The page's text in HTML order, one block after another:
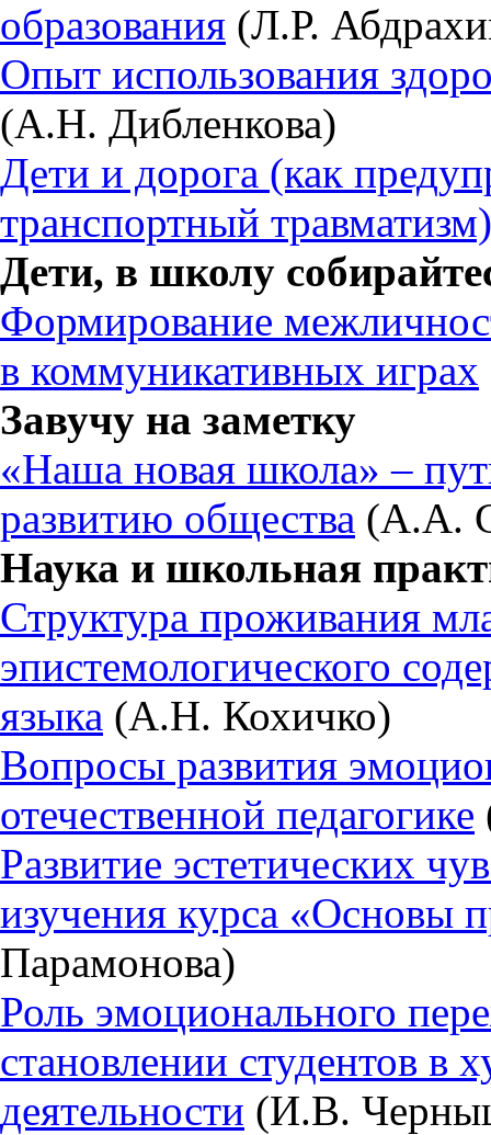
образования (Л.Р.
Опыт использования
(А.Н. Дибленкова)
Дети и дорога (как
транспортный травматизм)
Дети, в школу
Формирование
в коммуникативных играх
Завучу на заметку
«Наша новая школа» –
развитию общества (А.А.
Наука и школьная
Структура проживания
эпистемологического
языка (А.Н. Кохичко)
Вопросы развития
отечественной педагогике
Развитие эстетических
изучения курса «Основы
Парамонова)
Роль эмоционального
становлении студентов в
деятельности (И.В.